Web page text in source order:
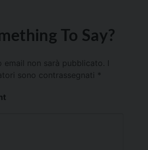
To Say?
email non sarà pubblicato.
sono contrassegnati *